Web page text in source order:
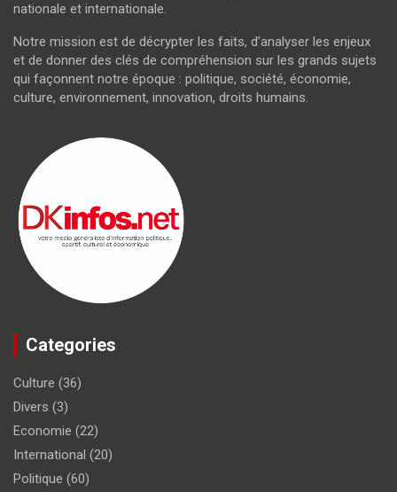
nationale et internationale.
Notre mission est de décrypter les faits, d’analyser les enjeux
et de donner des clés de compréhension sur les grands sujets
qui façonnent notre époque : politique, société, économie,
culture, environnement, innovation, droits humains.
Categories
Culture (36)
Divers (3)
Economie (22)
International (20)
Politique (60)